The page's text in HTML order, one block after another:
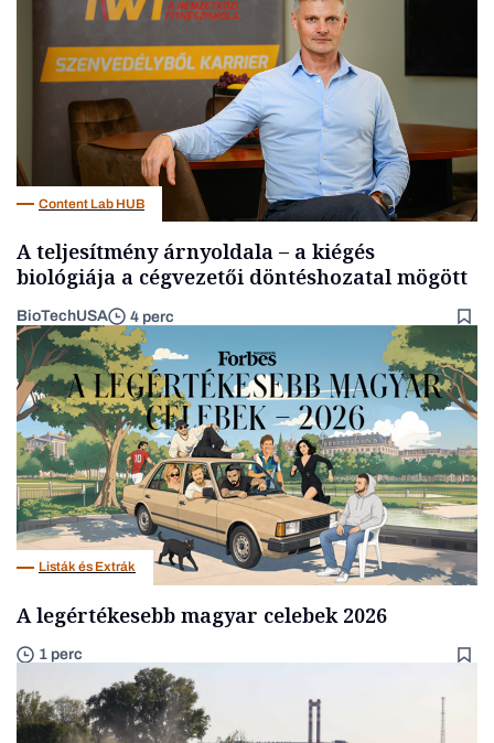
Content Lab HUB
A teljesítmény árnyoldala – a kiégés
biológiája a cégvezetői döntéshozatal mögött
BioTechUSA 4 perc
Listák és Extrák
A legértékesebb magyar celebek 2026
1 perc